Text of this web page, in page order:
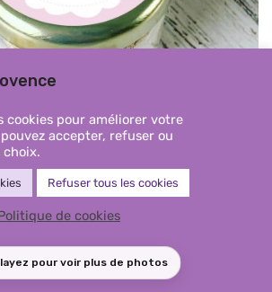
personnalisée motif
– Cadeaux
cookies pour améliorer votre
accepter, refuser ou
choix.
Refuser tous les cookies
de cookies